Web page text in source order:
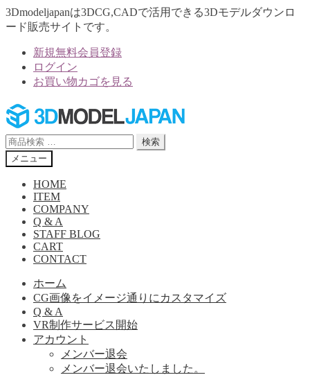
3Dmodeljapanは3DCG,CADで活用できる3Dモデルダウンロ
ード販売サイトです。
新規無料会員登録
ログイン
お買い物カゴを見る
ナ
ビ
ゲ
ー
シ
コ
ン
テ
ン
ツ
検
索
対
検索
メニュー
HOME
ITEM
COMPANY
Q & A
STAFF BLOG
CART
CONTACT
ホーム
CG画像をイメージ通りにカスタマイズ
Q & A
VR制作サービス開始
アカウント
メンバー退会
メンバー退会いたしました。